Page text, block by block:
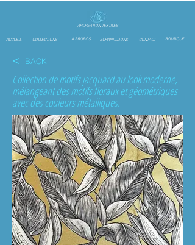
ARCREATION-TEXTILES
ACCUEIL COLLECTIONS A PROPOS ÉCHANTILLIONS CONTACT BOUTIQUE
< BACK
Collection de motifs jacquard au look moderne,
mélangeant des motifs floraux et géométriques
avec des couleurs métalliques.